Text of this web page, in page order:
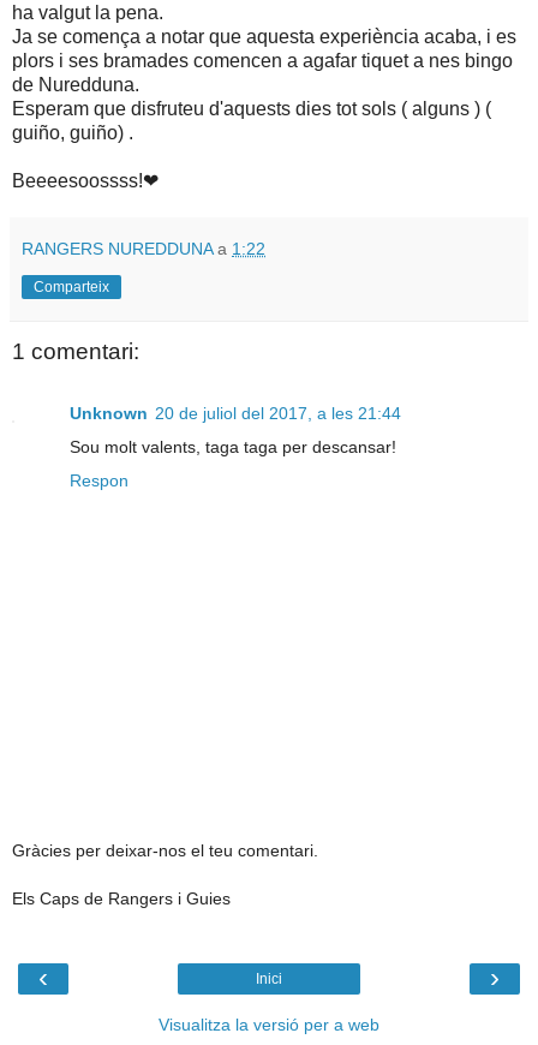
ha valgut la pena.
Ja se comença a notar que aquesta experiència acaba, i es
plors i ses bramades comencen a agafar tiquet a nes bingo
de Nuredduna.
Esperam que disfruteu d'aquests dies tot sols ( alguns ) (
guiño, guiño) .
Beeeesoossss!❤
RANGERS NUREDDUNA a 1:22
Comparteix
1 comentari:
Unknown 20 de juliol del 2017, a les 21:44
Sou molt valents, taga taga per descansar!
Respon
Gràcies per deixar-nos el teu comentari.
Els Caps de Rangers i Guies
‹ ›
Inici
Visualitza la versió per a web